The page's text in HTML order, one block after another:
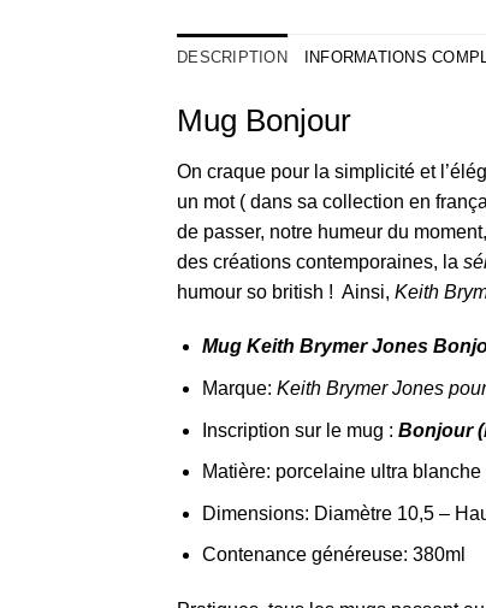
DESCRIPTION INFORMATIONS
Mug Bonjour
On craque pour la simplicité et
un mot ( dans sa collection en
de passer, notre humeur du
des créations contemporaines, la
humour so british ! Ainsi, Keith
Mug Keith Brymer Jones
Marque: Keith Brymer Jones
Inscription sur le mug : Bonjour
Matière: porcelaine ultra
Dimensions: Diamètre 10,5 –
Contenance généreuse: 380ml